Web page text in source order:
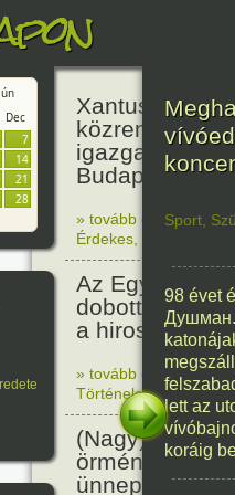
Jún
Dec
7
14
21
28
Xantus János
igazgatásával
Budapesti
» tovább olvasom|
Érdekes
Az Egyesült
dobott
a hirosimai
» tovább olvasom|
Történelem
(Nagy) Szent
örmény
ünnepe
Sport
98 évet
lett az
koráig